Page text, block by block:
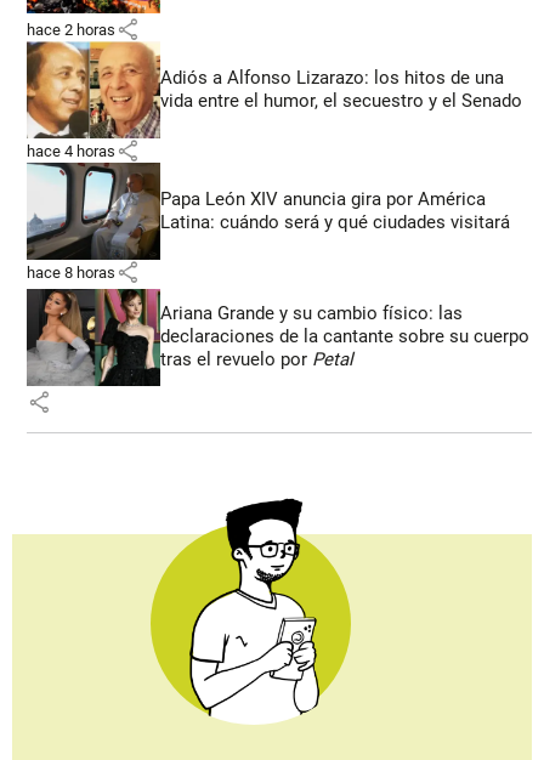
hace 2 horas share
Adiós a Alfonso Lizarazo: los hitos de una
vida entre el humor, el secuestro y el Senado
hace 4 horas share
Papa León XIV anuncia gira por América
Latina: cuándo será y qué ciudades visitará
hace 8 horas share
Ariana Grande y su cambio físico: las
declaraciones de la cantante sobre su cuerpo
tras el revuelo por Petal
share